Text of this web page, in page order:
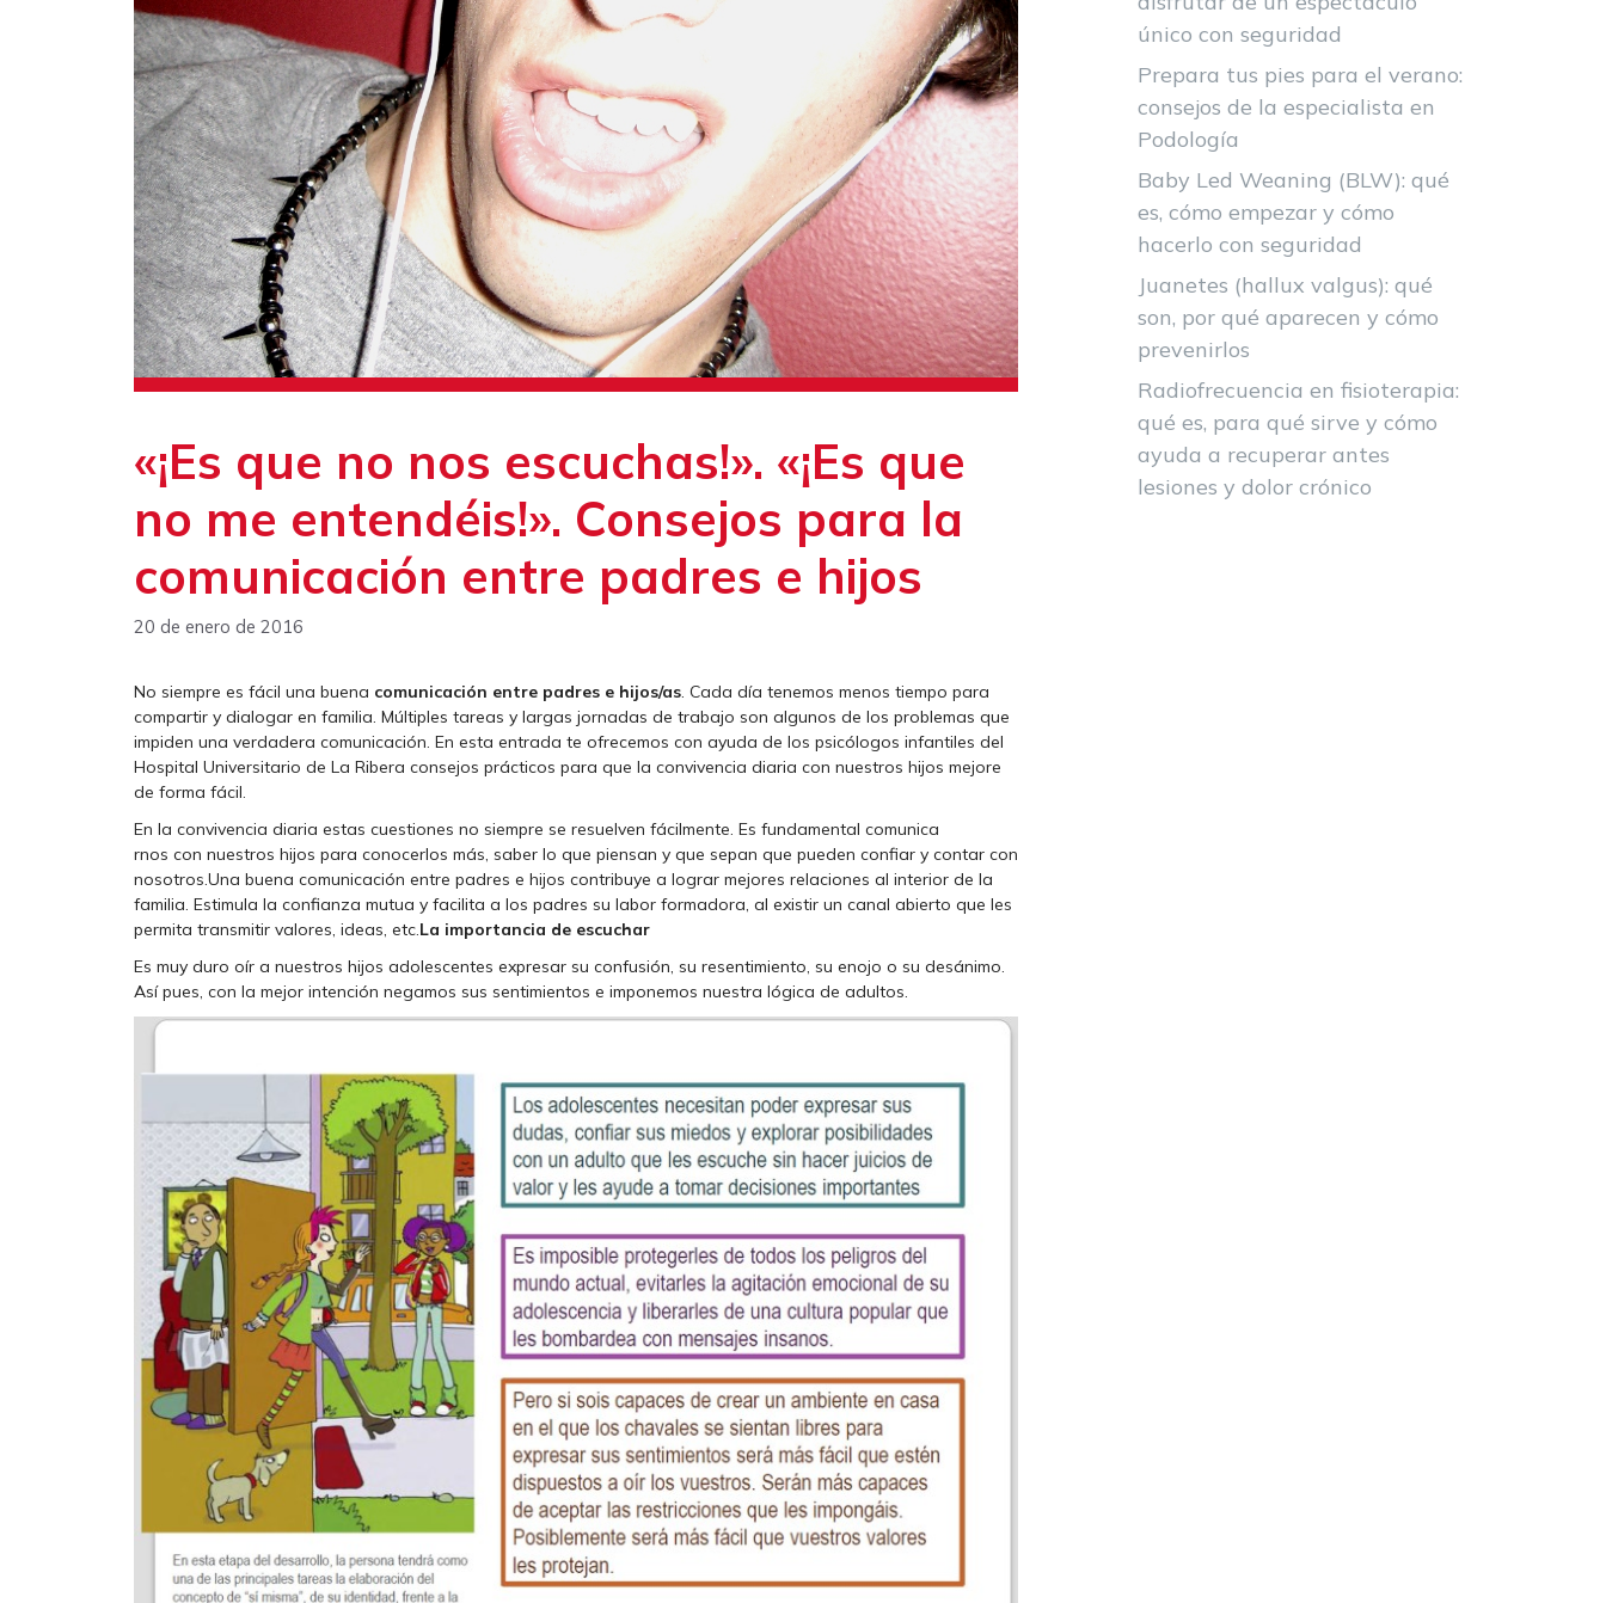
«¡Es que no nos escuchas!». «¡Es que
no me entendéis!». Consejos para la
comunicación entre padres e hijos
20 de enero de 2016
No siempre es fácil una buena comunicación entre padres e hijos/as. Cada día tenemos menos tiempo para
compartir y dialogar en familia. Múltiples tareas y largas jornadas de trabajo son algunos de los problemas que
impiden una verdadera comunicación. En esta entrada te ofrecemos con ayuda de los psicólogos infantiles del
Hospital Universitario de La Ribera consejos prácticos para que la convivencia diaria con nuestros hijos mejore
de forma fácil.
En la convivencia diaria estas cuestiones no siempre se resuelven fácilmente. Es fundamental comunica
rnos con nuestros hijos para conocerlos más, saber lo que piensan y que sepan que pueden confiar y contar con
nosotros.Una buena comunicación entre padres e hijos contribuye a lograr mejores relaciones al interior de la
familia. Estimula la confianza mutua y facilita a los padres su labor formadora, al existir un canal abierto que les
permita transmitir valores, ideas, etc.La importancia de escuchar
Es muy duro oír a nuestros hijos adolescentes expresar su confusión, su resentimiento, su enojo o su desánimo.
Así pues, con la mejor intención negamos sus sentimientos e imponemos nuestra lógica de adultos.
único con seguridad
Prepara tus pies para el verano:
consejos de la especialista en
Podología
Baby Led Weaning (BLW): qué
es, cómo empezar y cómo
hacerlo con seguridad
Juanetes (hallux valgus): qué
son, por qué aparecen y cómo
prevenirlos
Radiofrecuencia en fisioterapia:
qué es, para qué sirve y cómo
ayuda a recuperar antes
lesiones y dolor crónico